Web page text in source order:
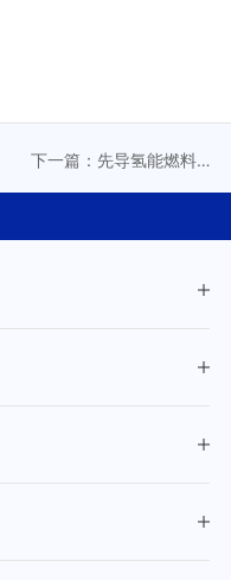
下一篇：先导氢能燃料电